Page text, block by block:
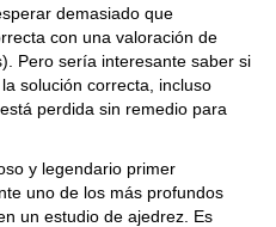
demasiado que
con una valoración de
Pero sería interesante saber si
solución correcta, incluso
perdida sin remedio para
y legendario primer
uno de los más profundos
un estudio de ajedrez. Es